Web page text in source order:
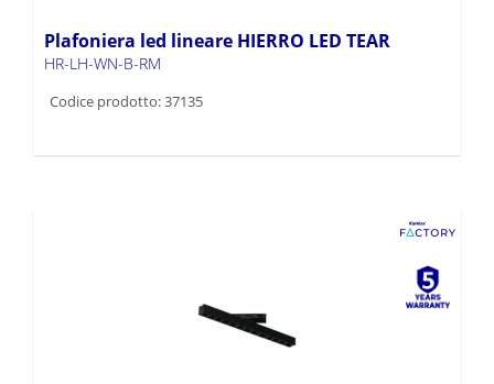
Plafoniera led lineare HIERRO LED TEAR
HR-LH-WN-B-RM
Codice prodotto: 37135